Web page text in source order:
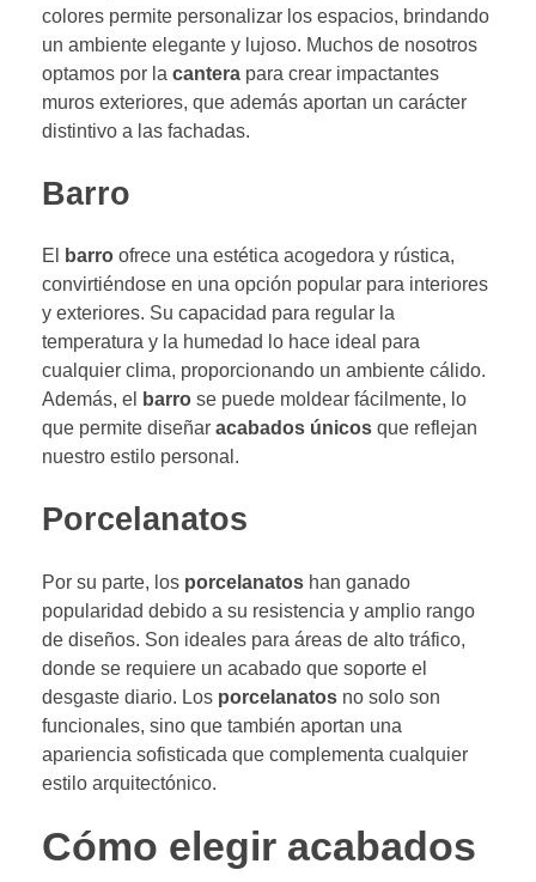
colores permite personalizar los espacios, brindando
un ambiente elegante y lujoso. Muchos de nosotros
optamos por la cantera para crear impactantes
muros exteriores, que además aportan un carácter
distintivo a las fachadas.
Barro
El barro ofrece una estética acogedora y rústica,
convirtiéndose en una opción popular para interiores
y exteriores. Su capacidad para regular la
temperatura y la humedad lo hace ideal para
cualquier clima, proporcionando un ambiente cálido.
Además, el
barro se puede moldear fácilmente, lo
que permite diseñar acabados únicos que reflejan
nuestro estilo personal.
Porcelanatos
Por su parte, los porcelanatos han ganado
popularidad debido a su resistencia y amplio rango
de diseños. Son ideales para áreas de alto tráfico,
donde se requiere un acabado que soporte el
desgaste diario. Los porcelanatos no solo son
funcionales, sino que también aportan una
apariencia sofisticada que complementa cualquier
estilo arquitectónico.
Cómo elegir acabados